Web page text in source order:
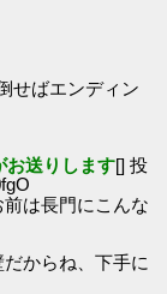
せばエンディン
お送りします[] 投
は長門にこんな
からね、下手に